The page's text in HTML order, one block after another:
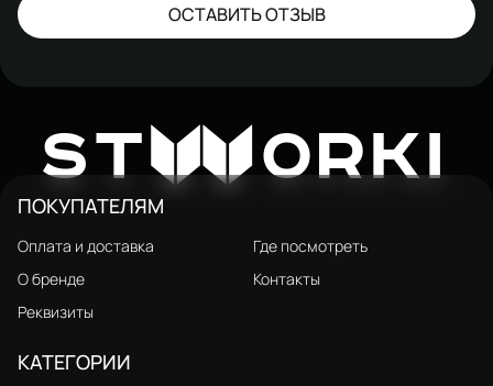
ОСТАВИТЬ ОТЗЫВ
STW ORKI
ПОКУПАТЕЛЯМ
Оплата и доставка
Где посмотреть
О бренде
Контакты
Реквизиты
КАТЕГОРИИ